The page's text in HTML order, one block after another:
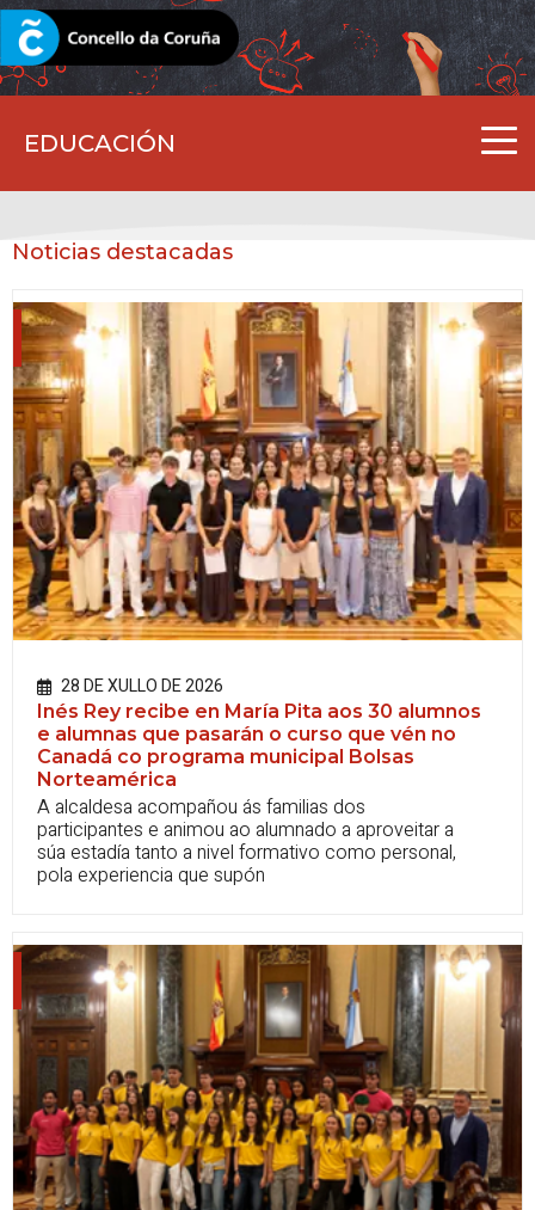
EDUCACIÓN
CORUNA.GAL
Noticias destacadas
28 DE XULLO DE 2026
Inés Rey recibe en María Pita aos 30 alumnos
e alumnas que pasarán o curso que vén no
Canadá co programa municipal Bolsas
Norteamérica
A alcaldesa acompañou ás familias dos
participantes e animou ao alumnado a aproveitar a
súa estadía tanto a nivel formativo como personal,
pola experiencia que supón